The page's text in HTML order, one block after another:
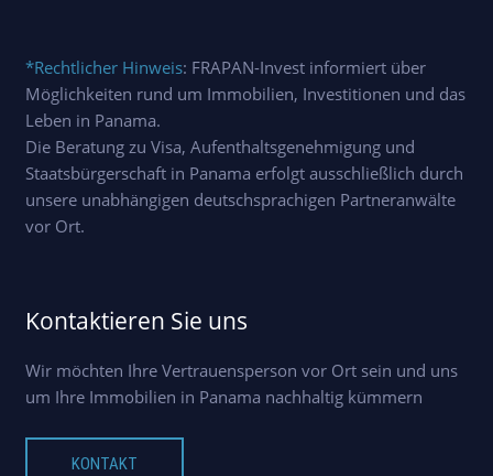
*Rechtlicher Hinweis: FRAPAN-Invest informiert über
Möglichkeiten rund um Immobilien, Investitionen und das
Leben in Panama.
Die Beratung zu Visa, Aufenthaltsgenehmigung und
Staatsbürgerschaft in Panama erfolgt ausschließlich durch
unsere unabhängigen deutschsprachigen Partneranwälte
vor Ort.
Kontaktieren Sie uns
Wir möchten Ihre Vertrauensperson vor Ort sein und uns
um Ihre Immobilien in Panama nachhaltig kümmern
KONTAKT